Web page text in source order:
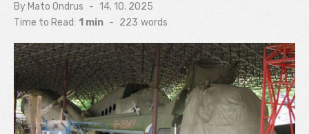
By Mato Ondrus
Posted
on
14. 10. 2025
Time to Read: 1 min - 223 words